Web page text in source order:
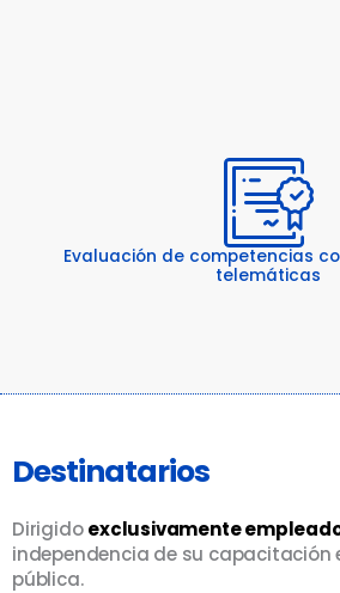
Evaluación de competencias
telemáticas
Destinatarios
Dirigidoexclusivamente
independencia de su capacitación
pública.